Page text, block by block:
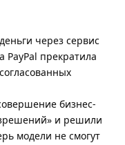
через сервис
прекратила
бизнес-
и решили
модели не смогут